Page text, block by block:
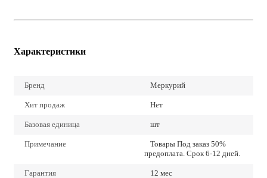
Характеристики
Бренд Меркурий
Хит продаж Нет
Базовая единица шт
Примечание
Товары Под заказ 50%
предоплата. Срок 6-12 дней.
Гарантия 12 мес